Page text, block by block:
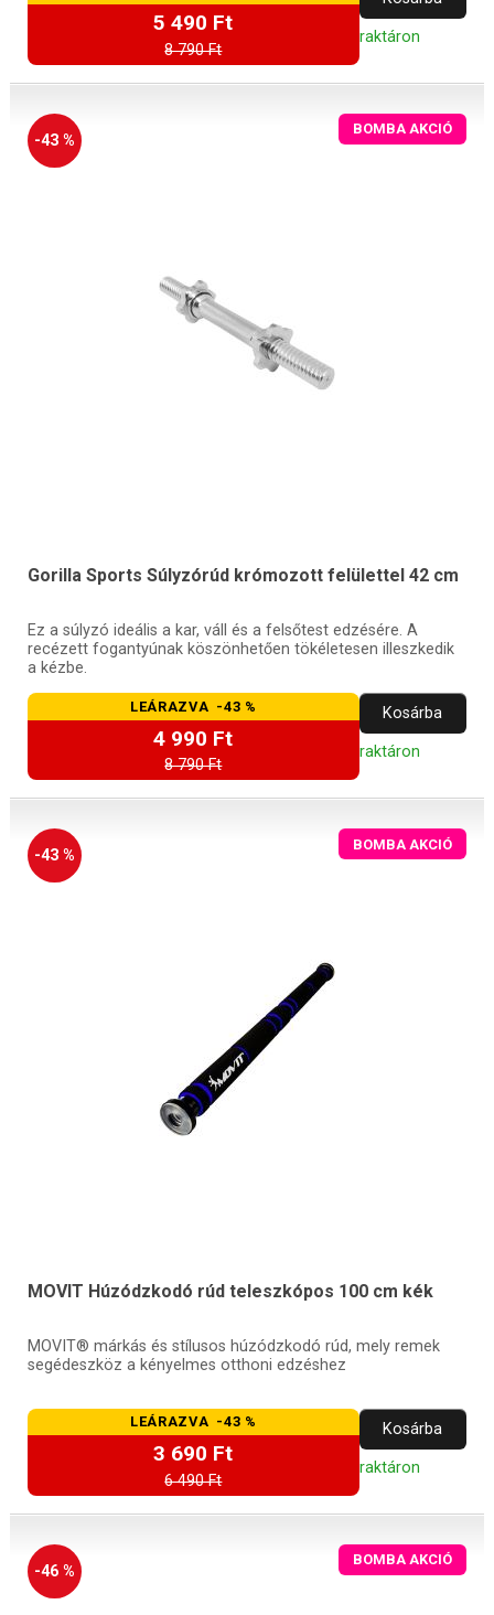
5 490 Ft
8 790 Ft
raktáron
-43 %
BOMBA AKCIÓ
Gorilla Sports Súlyzórúd krómozott felülettel 42 cm
Ez a súlyzó ideális a kar, váll és a felsőtest edzésére. A
recézett fogantyúnak köszönhetően tökéletesen illeszkedik
a kézbe.
LEÁRAZVA -43 %
4 990 Ft
8 790 Ft
Kosárba
raktáron
-43 %
BOMBA AKCIÓ
MOVIT Húzódzkodó rúd teleszkópos 100 cm kék
MOVIT® márkás és stílusos húzódzkodó rúd, mely remek
segédeszköz a kényelmes otthoni edzéshez
LEÁRAZVA -43 %
3 690 Ft
6 490 Ft
Kosárba
raktáron
-46 %
BOMBA AKCIÓ